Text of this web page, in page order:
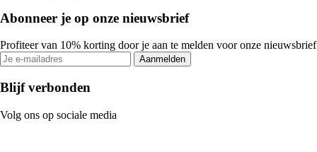
Abonneer je op onze nieuwsbrief
Profiteer van 10% korting door je aan te melden voor onze nieuwsbrief
Aanmelden
Blijf verbonden
Volg ons op sociale media